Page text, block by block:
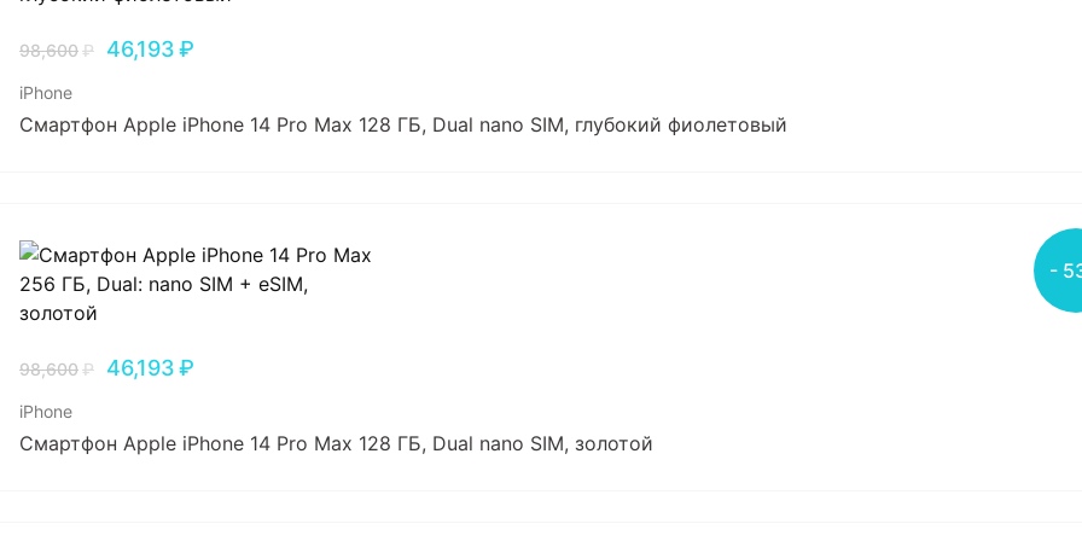
98,600₽ 46,193₽
iPhone
Смартфон Apple iPhone 14 Pro Max 128 ГБ, Dual nano SIM, глубокий фиолетовый
-
98,600₽ 46,193₽
iPhone
Смартфон Apple iPhone 14 Pro Max 128 ГБ, Dual nano SIM, золотой